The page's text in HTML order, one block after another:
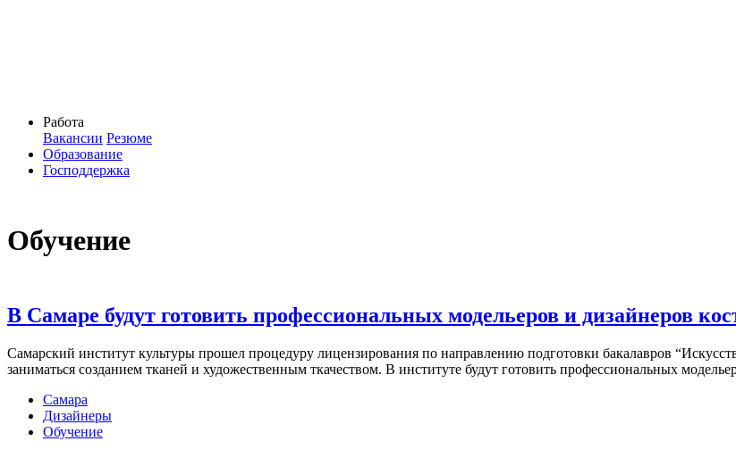
Работа
Вакансии Резюме
Образование
Господдержка
Обучение
В Самаре будут готовить профессиональных модельеров и дизайнеров
Самарский институт культуры прошел процедуру лицензирования по направлению подготовки бакалавров
заниматься созданием тканей и художественным ткачеством. В институте будут готовить профессиональных
Самара
Дизайнеры
Обучение